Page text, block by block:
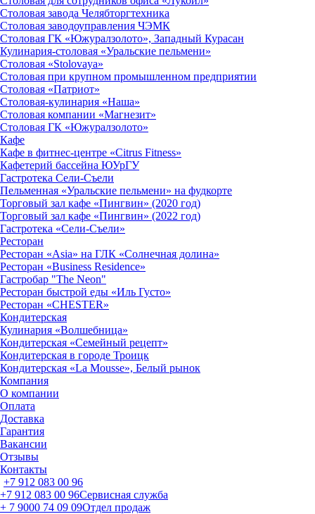
Столовая завода Челябторгтехника
Столовая заводоуправления ЧЭМК
Столовая ГК «Южуралзолото», Западный Курасан
Кулинария-столовая «Уральские пельмени»
Столовая «Stolovaya»
Столовая при крупном промышленном предприятии
Столовая «Патриот»
Столовая-кулинария «Наша»
Столовая компании «Магнезит»
Столовая ГК «Южуралзолото»
Кафе
Кафе в фитнес-центре «Citrus Fitness»
Кафетерий бассейна ЮУрГУ
Гастротека Сели-Съели
Пельменная «Уральские пельмени» на фудкорте
Торговый зал кафе «Пингвин» (2020 год)
Торговый зал кафе «Пингвин» (2022 год)
Гастротека «Сели-Съели»
Ресторан
Ресторан «Asia» на ГЛК «Солнечная долина»
Ресторан «Business Residence»
Гастробар "The Neon"
Ресторан быстрой еды «Иль Густо»
Ресторан «CHESTER»
Кондитерская
Кулинария «Волшебница»
Кондитерская «Семейный рецепт»
Кондитерская в городе Троицк
Кондитерская «La Mousse», Белый рынок
Компания
О компании
Оплата
Доставка
Гарантия
Вакансии
Отзывы
Контакты
+7 912 083 00 96
+7 912 083 00 96Сервисная служба
+ 7 9000 74 09 09Отдел продаж